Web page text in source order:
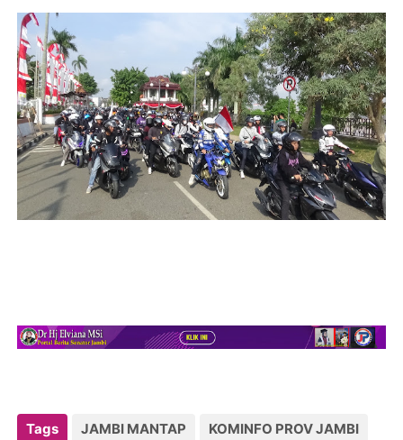
Tags JAMBI MANTAP KOMINFO PROV JAMBI